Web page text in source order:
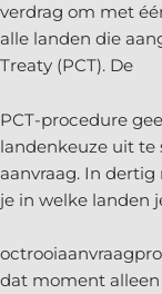
verdrag om met
alle landen die
Treaty (PCT). De
PCT-procedure
landenkeuze uit te
aanvraag. In
je in welke landen
dat moment